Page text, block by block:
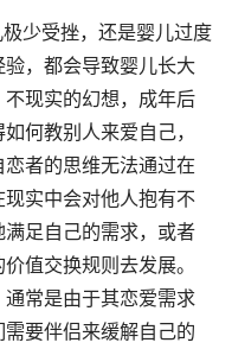
少受挫，还是婴儿过度
，都会导致婴儿长大
现实的幻想，成年后
何教别人来爱自己，
者的思维无法通过在
实中会对他人抱有不
足自己的需求，或者
值交换规则去发展。
常是由于其恋爱需求
要伴侣来缓解自己的